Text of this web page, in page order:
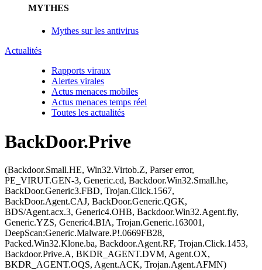
MYTHES
Mythes sur les antivirus
Actualités
Rapports viraux
Alertes virales
Actus menaces mobiles
Actus menaces temps réel
Toutes les actualités
BackDoor.Prive
(Backdoor.Small.HE, Win32.Virtob.Z, Parser error,
PE_VIRUT.GEN-3, Generic.cd, Backdoor.Win32.Small.he,
BackDoor.Generic3.FBD, Trojan.Click.1567,
BackDoor.Agent.CAJ, BackDoor.Generic.QGK,
BDS/Agent.acx.3, Generic4.OHB, Backdoor.Win32.Agent.fiy,
Generic.YZS, Generic4.BIA, Trojan.Generic.163001,
DeepScan:Generic.Malware.P!.0669FB28,
Packed.Win32.Klone.ba, Backdoor.Agent.RF, Trojan.Click.1453,
Backdoor.Prive.A, BKDR_AGENT.DVM, Agent.OX,
BKDR_AGENT.OQS, Agent.ACK, Trojan.Agent.AFMN)